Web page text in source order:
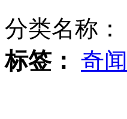
分类名称：
标签： 奇闻